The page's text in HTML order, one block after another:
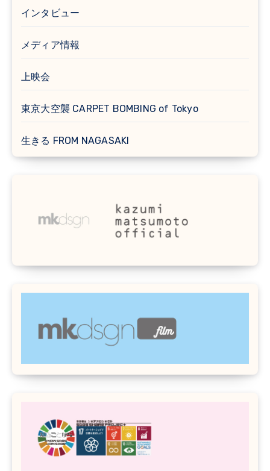
インタビュー
メディア情報
上映会
東京大空襲 CARPET BOMBING of Tokyo
生きる FROM NAGASAKI